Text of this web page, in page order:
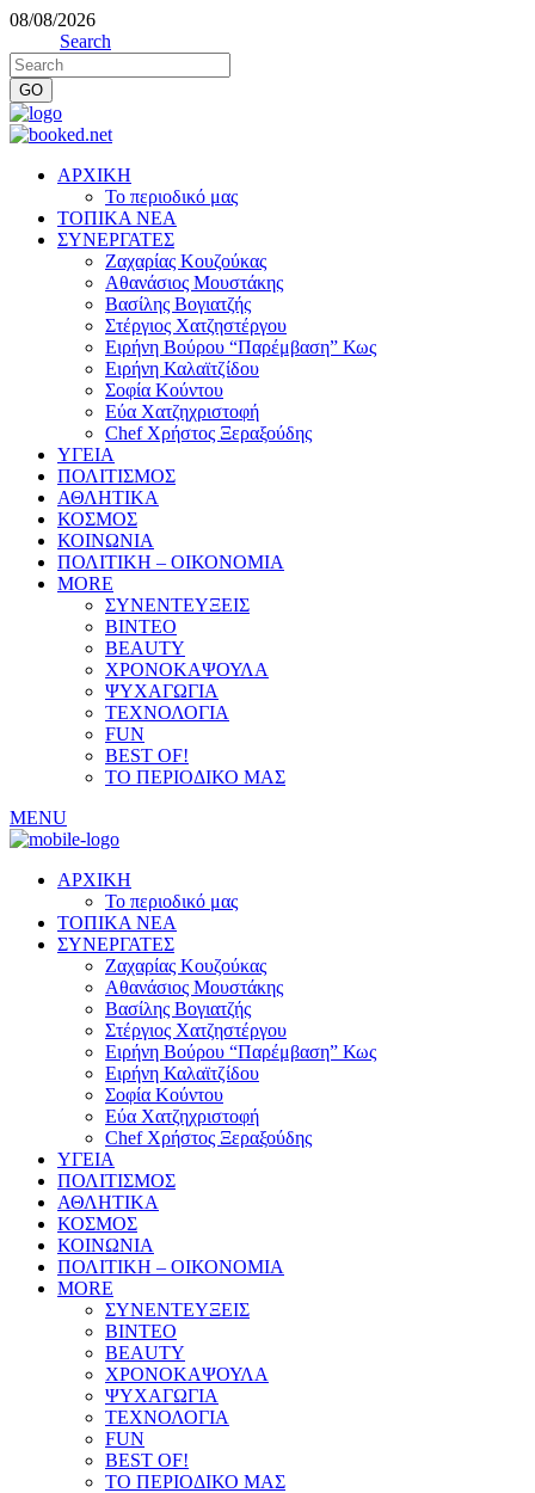
08/08/2026
Search
ΑΡΧΙΚΗ
Το περιοδικό μας
ΤΟΠΙΚΑ ΝΕΑ
ΣΥΝΕΡΓΑΤΕΣ
Ζαχαρίας Κουζούκας
Αθανάσιος Μουστάκης
Βασίλης Βογιατζής
Στέργιος Χατζηστέργου
Ειρήνη Βούρου “Παρέμβαση” Κως
Ειρήνη Καλαϊτζίδου
Σοφία Κούντου
Εύα Χατζηχριστοφή
Chef Χρήστος Ξεραξούδης
ΥΓΕΙΑ
ΠΟΛΙΤΙΣΜΟΣ
ΑΘΛΗΤΙΚΑ
ΚΟΣΜΟΣ
ΚΟΙΝΩΝΙΑ
ΠΟΛΙΤΙΚΗ – ΟΙΚΟΝΟΜΙΑ
MORE
ΣΥΝΕΝΤΕΥΞΕΙΣ
ΒΙΝΤΕΟ
BEAUTY
ΧΡΟΝΟΚΑΨΟΥΛΑ
ΨΥΧΑΓΩΓΙΑ
ΤΕΧΝΟΛΟΓΙΑ
FUN
BEST OF!
ΤΟ ΠΕΡΙΟΔΙΚΟ ΜΑΣ
MENU
ΑΡΧΙΚΗ
Το περιοδικό μας
ΤΟΠΙΚΑ ΝΕΑ
ΣΥΝΕΡΓΑΤΕΣ
Ζαχαρίας Κουζούκας
Αθανάσιος Μουστάκης
Βασίλης Βογιατζής
Στέργιος Χατζηστέργου
Ειρήνη Βούρου “Παρέμβαση” Κως
Ειρήνη Καλαϊτζίδου
Σοφία Κούντου
Εύα Χατζηχριστοφή
Chef Χρήστος Ξεραξούδης
ΥΓΕΙΑ
ΠΟΛΙΤΙΣΜΟΣ
ΑΘΛΗΤΙΚΑ
ΚΟΣΜΟΣ
ΚΟΙΝΩΝΙΑ
ΠΟΛΙΤΙΚΗ – ΟΙΚΟΝΟΜΙΑ
MORE
ΣΥΝΕΝΤΕΥΞΕΙΣ
ΒΙΝΤΕΟ
BEAUTY
ΧΡΟΝΟΚΑΨΟΥΛΑ
ΨΥΧΑΓΩΓΙΑ
ΤΕΧΝΟΛΟΓΙΑ
FUN
BEST OF!
ΤΟ ΠΕΡΙΟΔΙΚΟ ΜΑΣ